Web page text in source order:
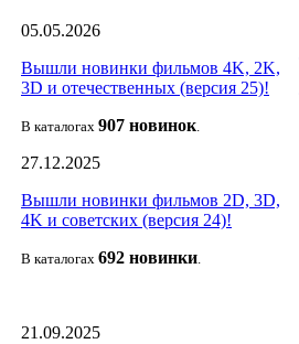
05.05.2026
Вышли новинки фильмов 4K, 2K,
3D и отечественных (версия 25)!
В каталогах 907 новинок.
27.12.2025
Вышли новинки фильмов 2D, 3D,
4K и советских (версия 24)!
В каталогах 692 новинки.
21.09.2025